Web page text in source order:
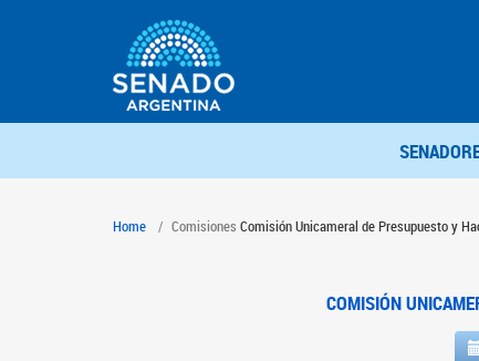
Home Comisiones Comisión Unicameral de Presupuesto y
COMISIÓN